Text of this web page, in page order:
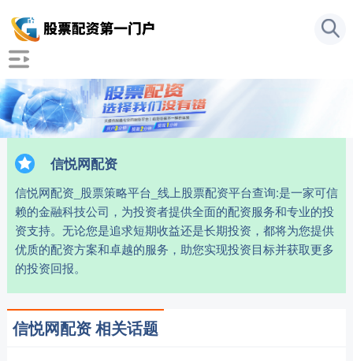
信悦网配资
信悦网配资_股票策略平台_线上股票配资平台查询:是一家可信
赖的金融科技公司，为投资者提供全面的配资服务和专业的投
资支持。无论您是追求短期收益还是长期投资，都将为您提供
优质的配资方案和卓越的服务，助您实现投资目标并获取更多
的投资回报。
信悦网配资 相关话题